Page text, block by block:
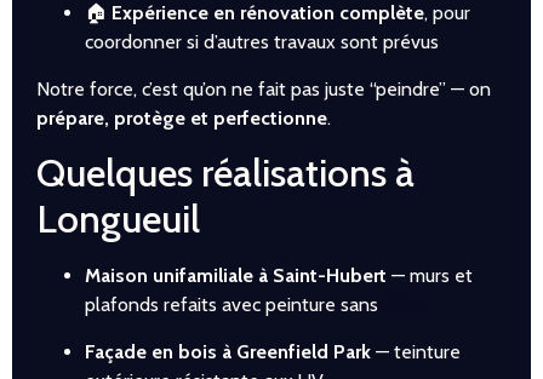
🏠 Expérience en rénovation complète, pour
coordonner si d’autres travaux sont prévus
Notre force, c’est qu’on ne fait pas juste “peindre” — on
prépare, protège et perfectionne.
Quelques réalisations à
Longueuil
Maison unifamiliale à Saint-Hubert — murs et
plafonds refaits avec peinture sans
Façade en bois à Greenfield Park — teinture